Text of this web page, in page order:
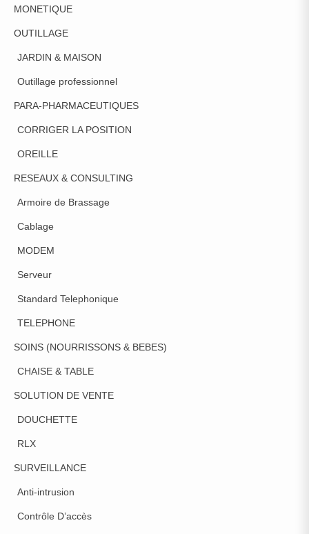
MONETIQUE
OUTILLAGE
JARDIN & MAISON
Outillage professionnel
PARA-PHARMACEUTIQUES
CORRIGER LA POSITION
OREILLE
RESEAUX & CONSULTING
Armoire de Brassage
Cablage
MODEM
Serveur
Standard Telephonique
TELEPHONE
SOINS (NOURRISSONS & BEBES)
CHAISE & TABLE
SOLUTION DE VENTE
DOUCHETTE
RLX
SURVEILLANCE
Anti-intrusion
Contrôle D’accès